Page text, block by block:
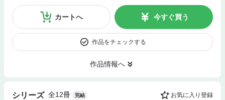
カートへ 今すぐ買う
作品をチェックする
作品情報へ
シリーズ 全12冊 完結 お気に入り登録